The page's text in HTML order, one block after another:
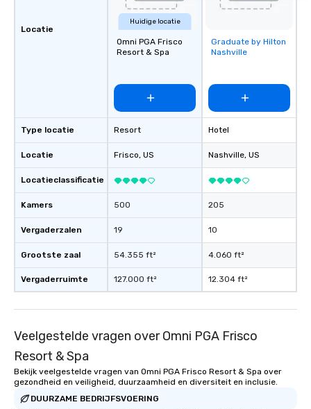
Locatie
Type locatie
Locatie
Locatieclassificatie
Kamers
Vergaderzalen
Grootste zaal
Vergaderruimte
Huidige locatie
Omni PGA Frisco
Resort & Spa
Resort
Frisco, US
500
19
54.355 ft²
127.000 ft²
Removed from
favorites
Graduate by Hilton
Nashville
Hotel
Nashville, US
205
10
4.060 ft²
12.304 ft²
Veelgestelde vragen over Omni PGA Frisco
Resort & Spa
Bekijk veelgestelde vragen van Omni PGA Frisco Resort & Spa over
gezondheid en veiligheid, duurzaamheid en diversiteit en inclusie.
DUURZAME BEDRIJFSVOERING